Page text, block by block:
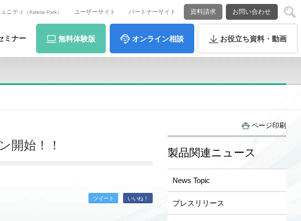
ニティ （Asteria Park） ユーザーサイト パートナーサイト 資料請求 お問い合わせ
ミナー 無料体験版 オンライン相談 お役立ち資料・動画
開始！！
ツイート いいね！
ページ印刷
製品関連ニュース
News Topic
プレスリリース